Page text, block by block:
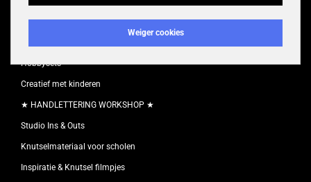
Decoratie
Hobbysets
Creatief met kinderen
★ HANDLETTERING WORKSHOP ★
Studio Ins & Outs
Knutselmateriaal voor scholen
Inspiratie & Knutsel filmpjes
Weiger cookies